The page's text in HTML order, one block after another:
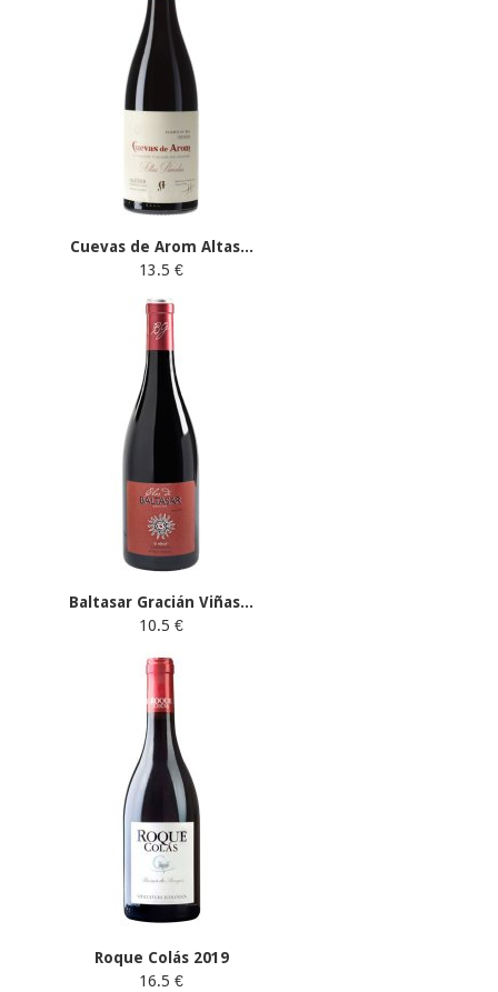
Cuevas de Arom Altas...
13.5 €
Baltasar Gracián Viñas...
10.5 €
Roque Colás 2019
16.5 €